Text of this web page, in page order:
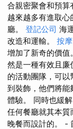
合親密聚會和預算
越來越多有進取
廳。 登記公司 海
改造和運輸。 按
增加了新奇的價值
然是一種有效且
的活動團隊，可
到裝飾，他們將能
體驗。 同時也緩
任何餐廳就其本
晚餐而設計的。 -